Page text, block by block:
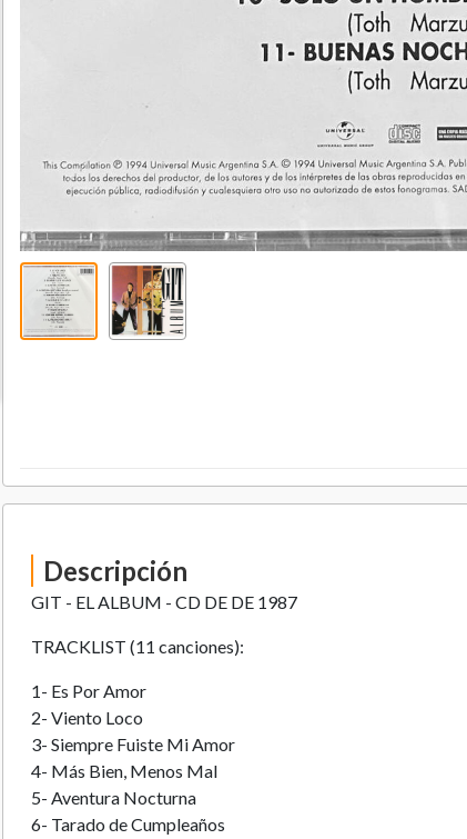
Descripción
GIT - EL ALBUM - CD DE DE 1987
TRACKLIST (11 canciones):
1- Es Por Amor
2- Viento Loco
3- Siempre Fuiste Mi Amor
4- Más Bien, Menos Mal
5- Aventura Nocturna
6- Tarado de Cumpleaños